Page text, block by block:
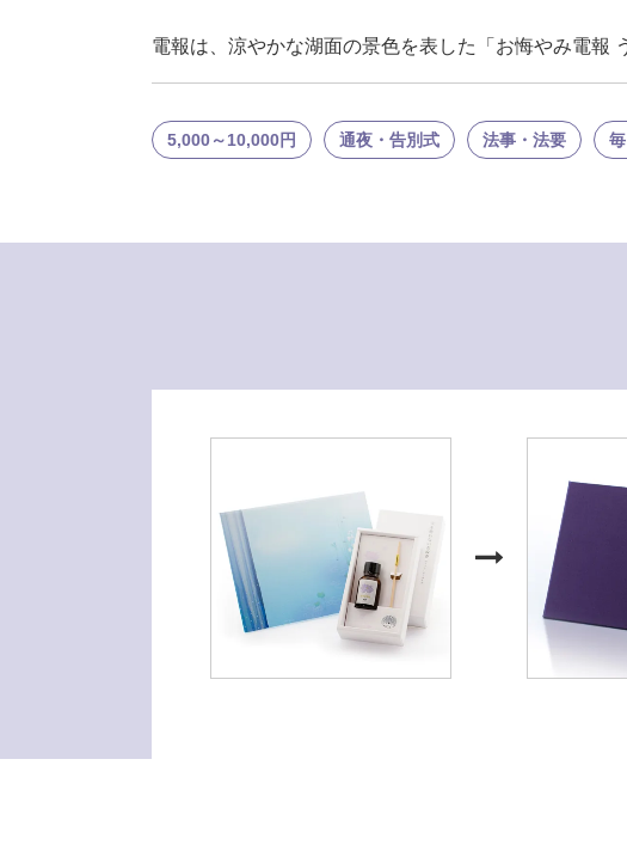
電報は、涼やかな湖面の景色を表した「お悔やみ電報
5,000～10,000円 通夜・告別式 法事・法要